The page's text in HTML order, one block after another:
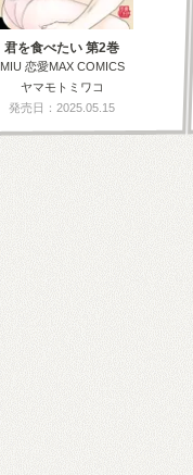
君を食べたい 第2巻
MIU 恋愛MAX COMICS
ヤマモトミワコ
発売日：2025.05.15